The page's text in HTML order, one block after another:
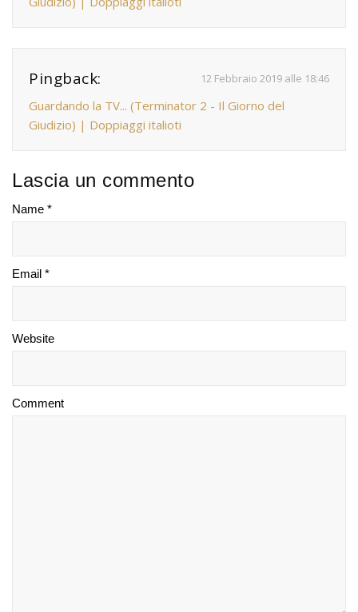
Pingback: 12 Febbraio 2019 alle 18:46
Guardando la TV... (Terminator 2 - Il Giorno del
Giudizio) | Doppiaggi italioti
Lascia un commento
Name *
Email *
Website
Comment